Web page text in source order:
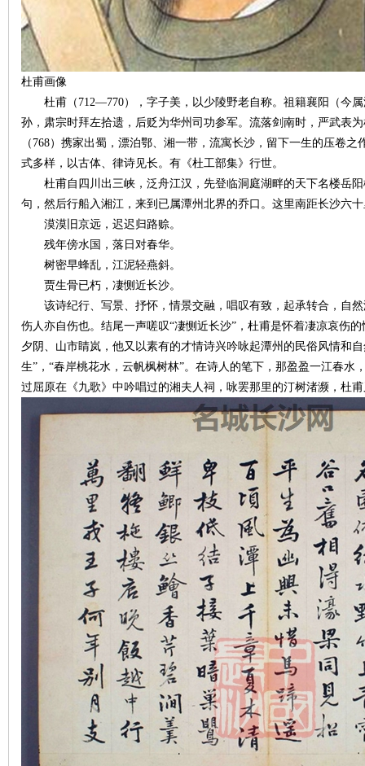
杜甫画像
杜甫（712—770），字子美，以少陵野老自称。祖籍襄阳（今属
孙，肃宗时拜左拾遗，后贬为华州司功参军。流落剑南时，严武表
（768）携家出蜀，漂泊鄂、湘一带，流寓长沙，留下一生的压卷
式多样，以古体、律诗见长。有《杜工部集》行世。
杜甫自四川出三峡，泛舟江汉，先登临洞庭湖畔的天下名楼岳阳
句，然后行船入湘江，来到已属潭州北界的乔口。这里南距长沙六
漠漠旧京远，迟迟归路赊。
残年傍水国，落日对春华。
树密早蜂乱，江泥轻燕斜。
贾生骨已朽，凄恻近长沙。
该诗纪行、写景、抒怀，情景交融，唱叹有致，起承转合，自然
伤人亦自伤也。结尾一声嗟叹“凄恻近长沙”，杜甫是怀着凄凉哀伤
夕阴、山市睛岚，他又以素有的才情诗兴吟咏起潭州的民俗风情和
生”，“春岸桃花水，云帆枫树林”。在诗人的笔下，那盈盈一江春水
过屈原在《九歌》中吟唱过的湘夫人祠，咏罢那里的汀树渚濒，杜